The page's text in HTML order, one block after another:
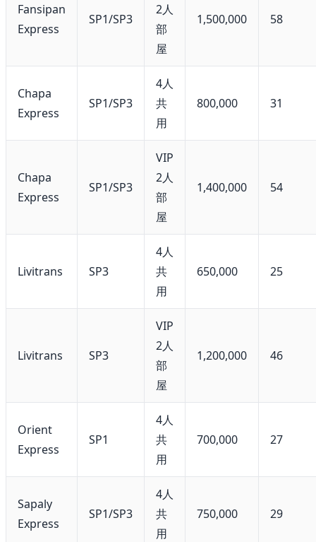
Fansipan
Express
SP1/SP3
2人
部
屋
1,500,000 58
Chapa
Express
SP1/SP3
4人
共
用
800,000 31
Chapa
Express
SP1/SP3
VIP
2人
部
屋
1,400,000 54
Livitrans SP3
4人
共
用
650,000 25
Livitrans SP3
VIP
2人
部
屋
1,200,000 46
Orient
Express
SP1
4人
共
用
700,000 27
Sapaly
Express
SP1/SP3
4人
共
用
750,000 29